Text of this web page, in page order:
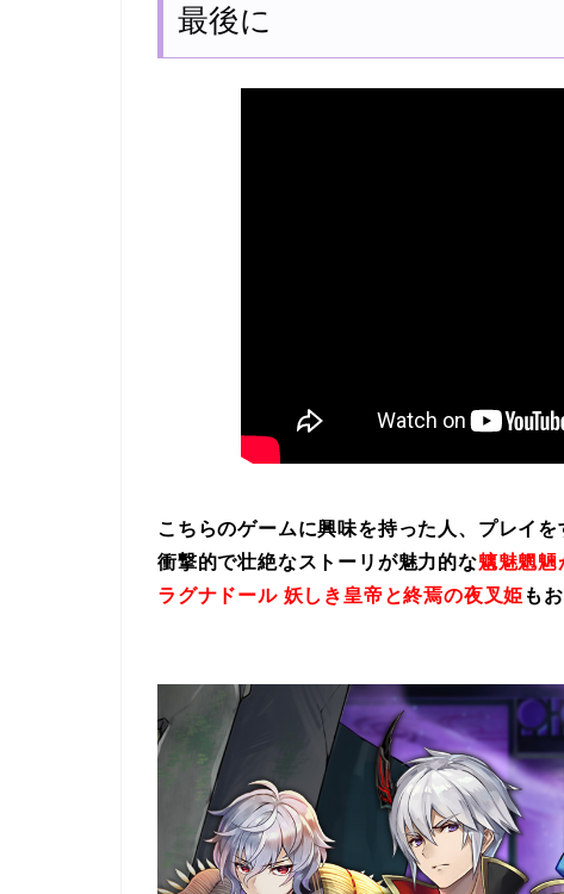
最後に
こちらのゲームに興味を持った人、プレイを
衝撃的で壮絶なストーリが魅力的な魑魅魍
ラグナドール 妖しき皇帝と終焉の夜叉姫 も